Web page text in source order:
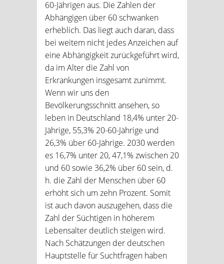
60-Jährigen aus. Die Zahlen der
Abhängigen über 60 schwanken
erheblich. Das liegt auch daran, dass
bei weitem nicht jedes Anzeichen auf
eine Abhängigkeit zurückgeführt wird,
da im Alter die Zahl von
Erkrankungen insgesamt zunimmt.
Wenn wir uns den
Bevölkerungsschnitt ansehen, so
leben in Deutschland 18,4% unter 20-
Jährige, 55,3% 20-60-Jährige und
26,3% über 60-Jährige. 2030 werden
es 16,7% unter 20, 47,1% zwischen 20
und 60 sowie 36,2% über 60 sein, d.
h. die Zahl der Menschen über 60
erhöht sich um zehn Prozent. Somit
ist auch davon auszugehen, dass die
Zahl der Süchtigen in höherem
Lebensalter deutlich steigen wird.
Nach Schätzungen der deutschen
Hauptstelle für Suchtfragen haben